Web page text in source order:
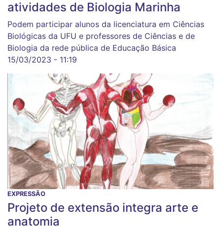
atividades de Biologia Marinha
Podem participar alunos da licenciatura em Ciências
Biológicas da UFU e professores de Ciências e de
Biologia da rede pública de Educação Básica
15/03/2023 - 11:19
EXPRESSÃO
Projeto de extensão integra arte e
anatomia